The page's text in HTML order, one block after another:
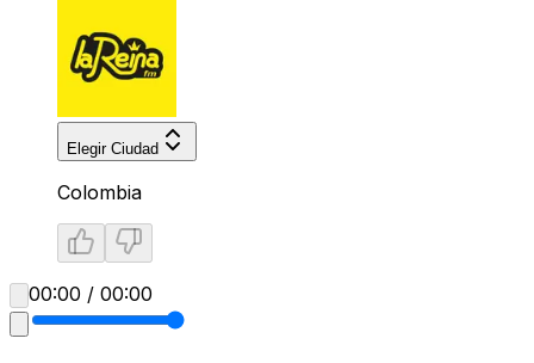
Elegir Ciudad
Colombia
00:00 / 00:00